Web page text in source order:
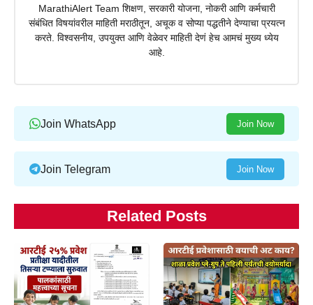
MarathiAlert Team शिक्षण, सरकारी योजना, नोकरी आणि कर्मचारी
संबंधित विषयांवरील माहिती मराठीतून, अचूक व सोप्या पद्धतीने देण्याचा प्रयत्न
करते. विश्वसनीय, उपयुक्त आणि वेळेवर माहिती देणं हेच आमचं मुख्य ध्येय
आहे.
Join WhatsApp Join Now
Join Telegram Join Now
Related Posts